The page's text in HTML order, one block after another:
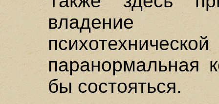
владение
паранормальная
бы состояться.